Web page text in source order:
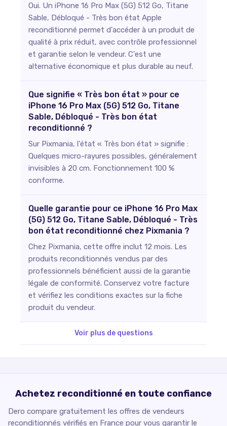
Oui. Un iPhone 16 Pro Max (5G) 512 Go, Titane
Sable, Débloqué - Très bon état Apple
reconditionné permet d'accéder à un produit de
qualité à prix réduit, avec contrôle professionnel
et garantie selon le vendeur. C'est une
alternative économique et plus durable au neuf.
Que signifie « Très bon état » pour ce
iPhone 16 Pro Max (5G) 512 Go, Titane
Sable, Débloqué - Très bon état
reconditionné ?
Sur Pixmania, l'état « Très bon état » signifie :
Quelques micro-rayures possibles, généralement
invisibles à 20 cm. Fonctionnement 100 %
conforme.
Quelle garantie pour ce iPhone 16 Pro Max
(5G) 512 Go, Titane Sable, Débloqué - Très
bon état reconditionné chez Pixmania ?
Chez Pixmania, cette offre inclut 12 mois. Les
produits reconditionnés vendus par des
professionnels bénéficient aussi de la garantie
légale de conformité. Conservez votre facture
et vérifiez les conditions exactes sur la fiche
produit du vendeur.
Voir plus de questions
Achetez reconditionné en toute confiance
Dero compare gratuitement les offres de vendeurs
reconditionnés vérifiés en France pour vous garantir le